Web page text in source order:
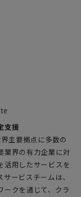
支援
主要拠点に多数の
業界の有力企業に対
活用したサービスを
ービスチームは、
ークを通じて、クラ